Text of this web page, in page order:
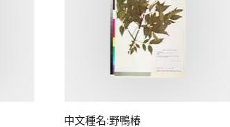
中文種名:野鴨椿